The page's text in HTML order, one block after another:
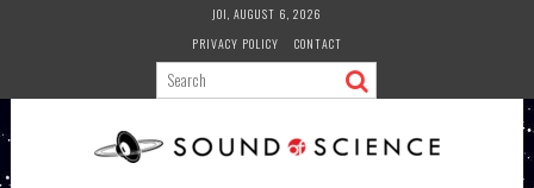
JOI, AUGUST 6, 2026
PRIVACY POLICY
CONTACT